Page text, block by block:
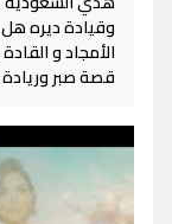
وقيادة ديره هل
الأمجاد و
قصة صبر